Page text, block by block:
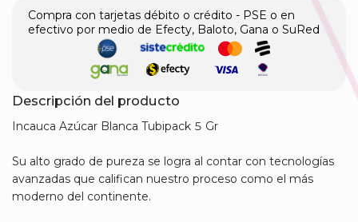
Compra con tarjetas débito o crédito - PSE o en
efectivo por medio de Efecty, Baloto, Gana o SuRed
Descripción del producto
Incauca Azúcar Blanca Tubipack 5 Gr
Su alto grado de pureza se logra al contar con tecnologías
avanzadas que califican nuestro proceso como el más
moderno del continente.